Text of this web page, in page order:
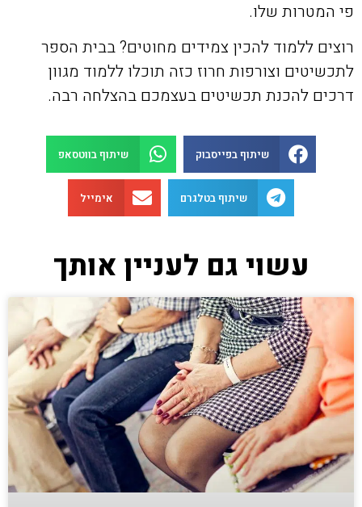
פי המטרות שלו.
רוצים ללמוד להכין צמידים מחוטים? בבית הספר
לתכשיטים וצורפות חרוז כזה תוכלו ללמוד מגוון
דרכים להכנת תכשיטים בעצמכם בהצלחה רבה.
שיתוף בפייסבוק שיתוף בווטסאפ
שיתוף בטלגרם אימייל
עשוי גם לעניין אותך